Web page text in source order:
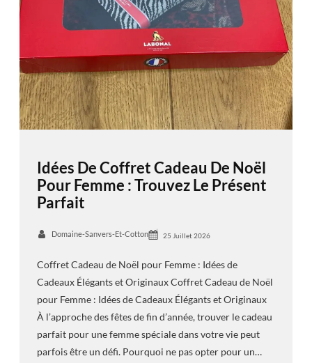
Idées De Coffret Cadeau De Noël
Pour Femme : Trouvez Le Présent
Parfait
Domaine-Sanvers-Et-Cotton 25 Juillet 2026
Coffret Cadeau de Noël pour Femme : Idées de
Cadeaux Élégants et Originaux Coffret Cadeau de Noël
pour Femme : Idées de Cadeaux Élégants et Originaux
À l’approche des fêtes de fin d’année, trouver le cadeau
parfait pour une femme spéciale dans votre vie peut
parfois être un défi. Pourquoi ne pas opter pour un…